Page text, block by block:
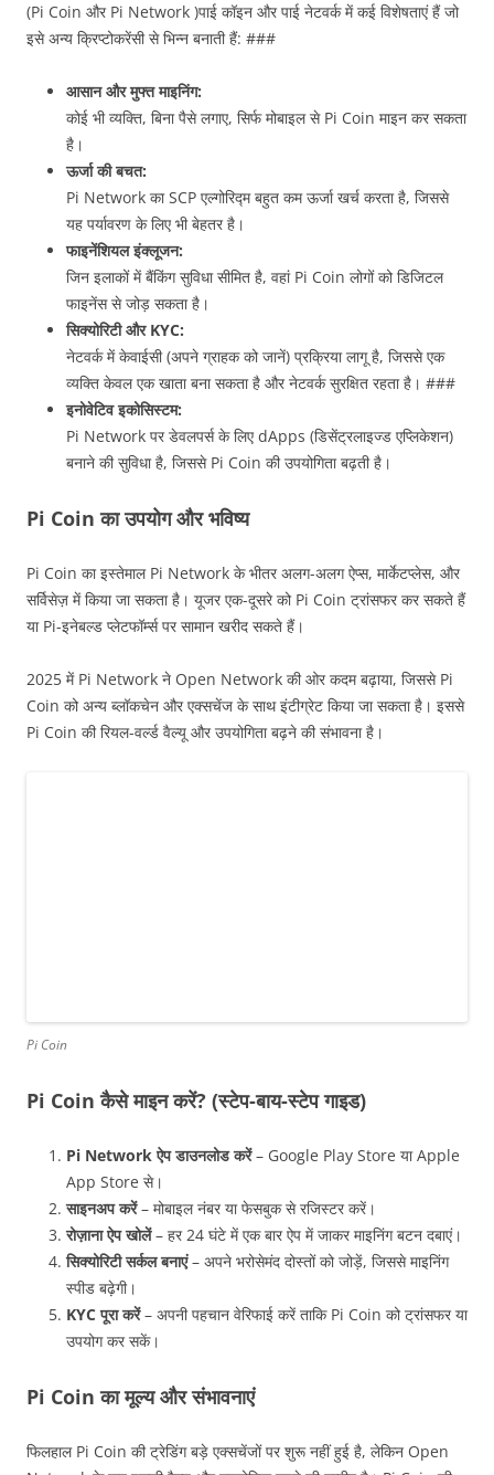
(Pi Coin और Pi Network )पाई कॉइन और पाई नेटवर्क में कई विशेषताएं हैं जो
इसे अन्य क्रिप्टोकरेंसी से भिन्न बनाती हैं: ###
आसान और मुफ्त माइनिंग:
कोई भी व्यक्ति, बिना पैसे लगाए, सिर्फ मोबाइल से Pi Coin माइन कर सकता
है।
ऊर्जा की बचत:
Pi Network का SCP एल्गोरिद्म बहुत कम ऊर्जा खर्च करता है, जिससे
यह पर्यावरण के लिए भी बेहतर है।
फाइनेंशियल इंक्लूजन:
जिन इलाकों में बैंकिंग सुविधा सीमित है, वहां Pi Coin लोगों को डिजिटल
फाइनेंस से जोड़ सकता है।
सिक्योरिटी और KYC:
नेटवर्क में केवाईसी (अपने ग्राहक को जानें) प्रक्रिया लागू है, जिससे एक
व्यक्ति केवल एक खाता बना सकता है और नेटवर्क सुरक्षित रहता है। ###
इनोवेटिव इकोसिस्टम:
Pi Network पर डेवलपर्स के लिए dApps (डिसेंट्रलाइज्ड एप्लिकेशन)
बनाने की सुविधा है, जिससे Pi Coin की उपयोगिता बढ़ती है।
Pi Coin का उपयोग और भविष्य
Pi Coin का इस्तेमाल Pi Network के भीतर अलग-अलग ऐप्स, मार्केटप्लेस, और
सर्विसेज़ में किया जा सकता है। यूजर एक-दूसरे को Pi Coin ट्रांसफर कर सकते हैं
या Pi-इनेबल्ड प्लेटफॉर्म्स पर सामान खरीद सकते हैं।
2025 में Pi Network ने Open Network की ओर कदम बढ़ाया, जिससे Pi
Coin को अन्य ब्लॉकचेन और एक्सचेंज के साथ इंटीग्रेट किया जा सकता है। इससे
Pi Coin की रियल-वर्ल्ड वैल्यू और उपयोगिता बढ़ने की संभावना है।
Pi Coin
Pi Coin कैसे माइन करें? (स्टेप-बाय-स्टेप गाइड)
Pi Network ऐप डाउनलोड करें– Google Play Store या Apple
App Store से।
साइनअप करें– मोबाइल नंबर या फेसबुक से रजिस्टर करें।
रोज़ाना ऐप खोलें– हर 24 घंटे में एक बार ऐप में जाकर माइनिंग बटन दबाएं।
सिक्योरिटी सर्कल बनाएं– अपने भरोसेमंद दोस्तों को जोड़ें, जिससे माइनिंग
स्पीड बढ़ेगी।
KYC पूरा करें– अपनी पहचान वेरिफाई करें ताकि Pi Coin को ट्रांसफर या
उपयोग कर सकें।
Pi Coin का मूल्य और संभावनाएं
फिलहाल Pi Coin की ट्रेडिंग बड़े एक्सचेंजों पर शुरू नहीं हुई है, लेकिन Open